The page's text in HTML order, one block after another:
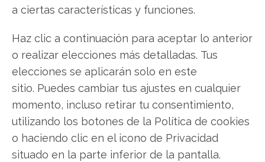
a ciertas características y funciones.
Haz clic a continuación para aceptar lo anterior
o realizar elecciones más detalladas. Tus
elecciones se aplicarán solo en este
sitio. Puedes cambiar tus ajustes en cualquier
momento, incluso retirar tu consentimiento,
utilizando los botones de la Política de cookies
o haciendo clic en el icono de Privacidad
situado en la parte inferior de la pantalla.
Periodista de tecnología especializado en
consumo digital. Más de 10 años cubriendo la
industria tecnológica española.
Ver todos los artículos →